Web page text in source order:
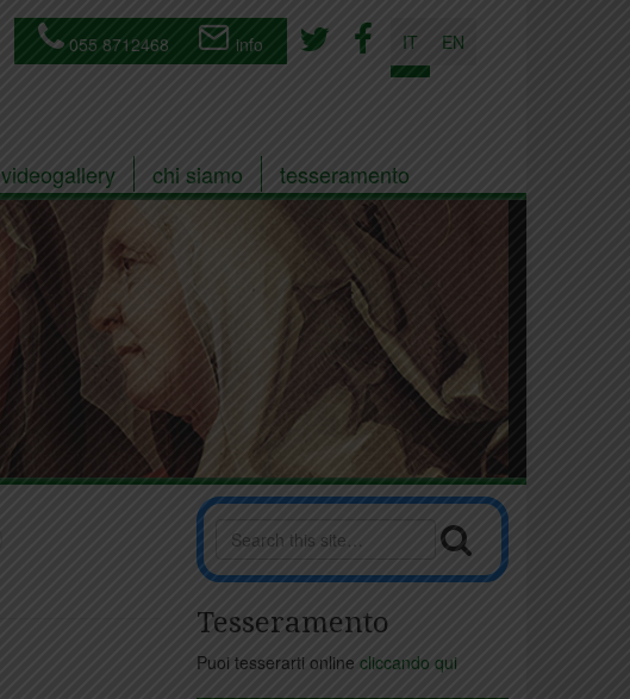
055 8712468 info IT EN
videogallery chi siamo tesseramento
Tesseramento
Puoi tesserarti online cliccando qui